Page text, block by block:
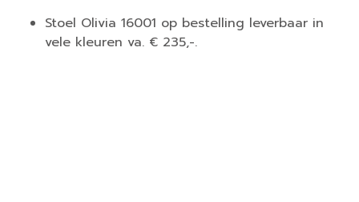
Stoel Olivia 16001 op bestelling leverbaar in
vele kleuren va. € 235,-.